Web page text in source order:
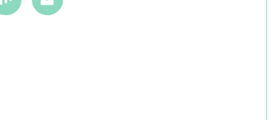
Mix Email